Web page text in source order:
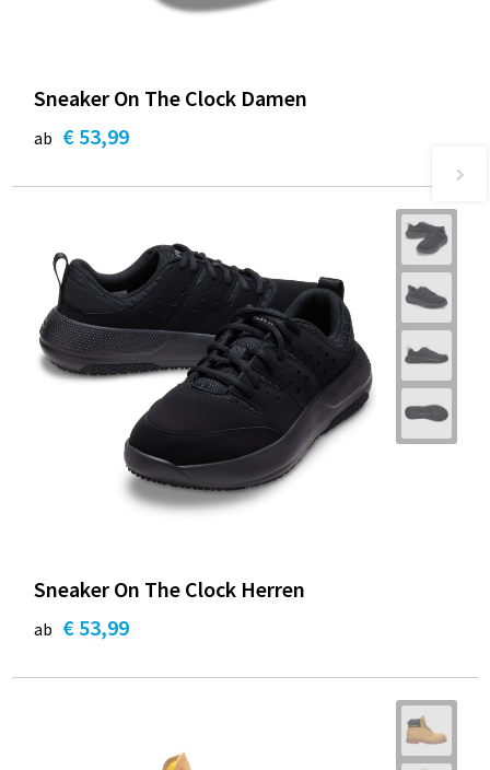
Sneaker On The Clock Damen
ab € 53,99
Sneaker On The Clock Herren
ab € 53,99